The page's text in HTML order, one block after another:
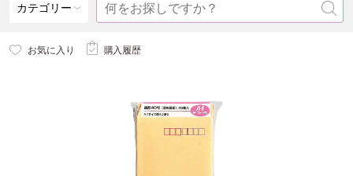
カテゴリー
お気に入り 購入履歴